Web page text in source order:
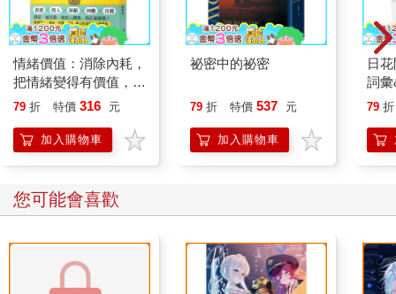
生，如何不止在國內、而甚至在國際上嶄露頭角？這就是本書要
分析的主題：年輕菁英在面對全球競爭時，如何複製菁英地位。
這過程背後往往有一段不為人知的故事，但卻非常重要。具體來
說，中國年輕菁英的故事，突顯從國際角度研究階級複製的必要
性。菁英通常被認為是在國內具有強大影響力的小團體。然而，
隨著社會的相互聯繫越來越緊密，資源和人員的跨界流動也日益
頻繁。在全球化的時代，菁英遊走各大洲，居住在不同的國家，
並在他們所到之處積累人脈和財富。儘管他們的國籍不同，但菁
英就讀相似的大學、參加同樣的實習，並且相互提拔，建立朋友
的小團體。反之，他們四海之內皆兄弟，追求類似的生活方式、
年輕菁英如何加入新一代的全球菁英行列，對於地位複製的問
題，能夠帶來更多的啟發。
本書的資料來自於我長期累積的民族誌以及訪談記錄，我研究的
情緒價值：消除內耗，
把情緒變得有價值，跟
誰都能自在相處
79 折 特價 316 元
加入購物車
祕密中的祕密
79 折 特價 537 元
加入購物車
日
詞
79 折
您可能會喜歡